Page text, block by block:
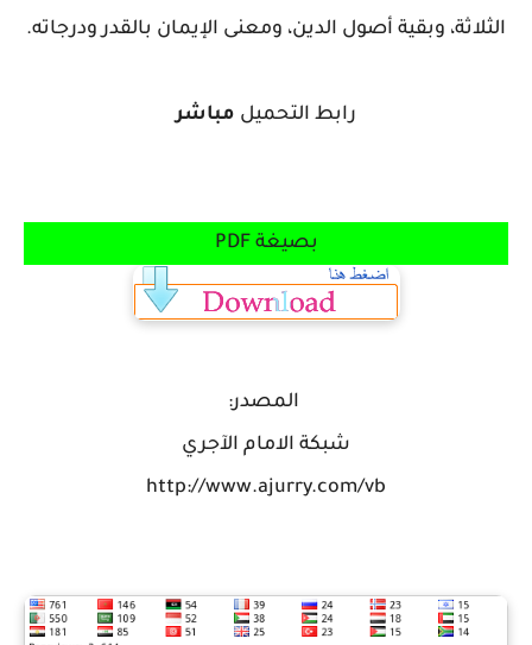
الثلاثة، وبقية أصول الدين، ومعنى الإيمان بالقدر ودرجاته.
رابط التحميل مباشر
بصيغة PDF
المصدر:
شبكة الامام الآجري
http://www.ajurry.com/vb